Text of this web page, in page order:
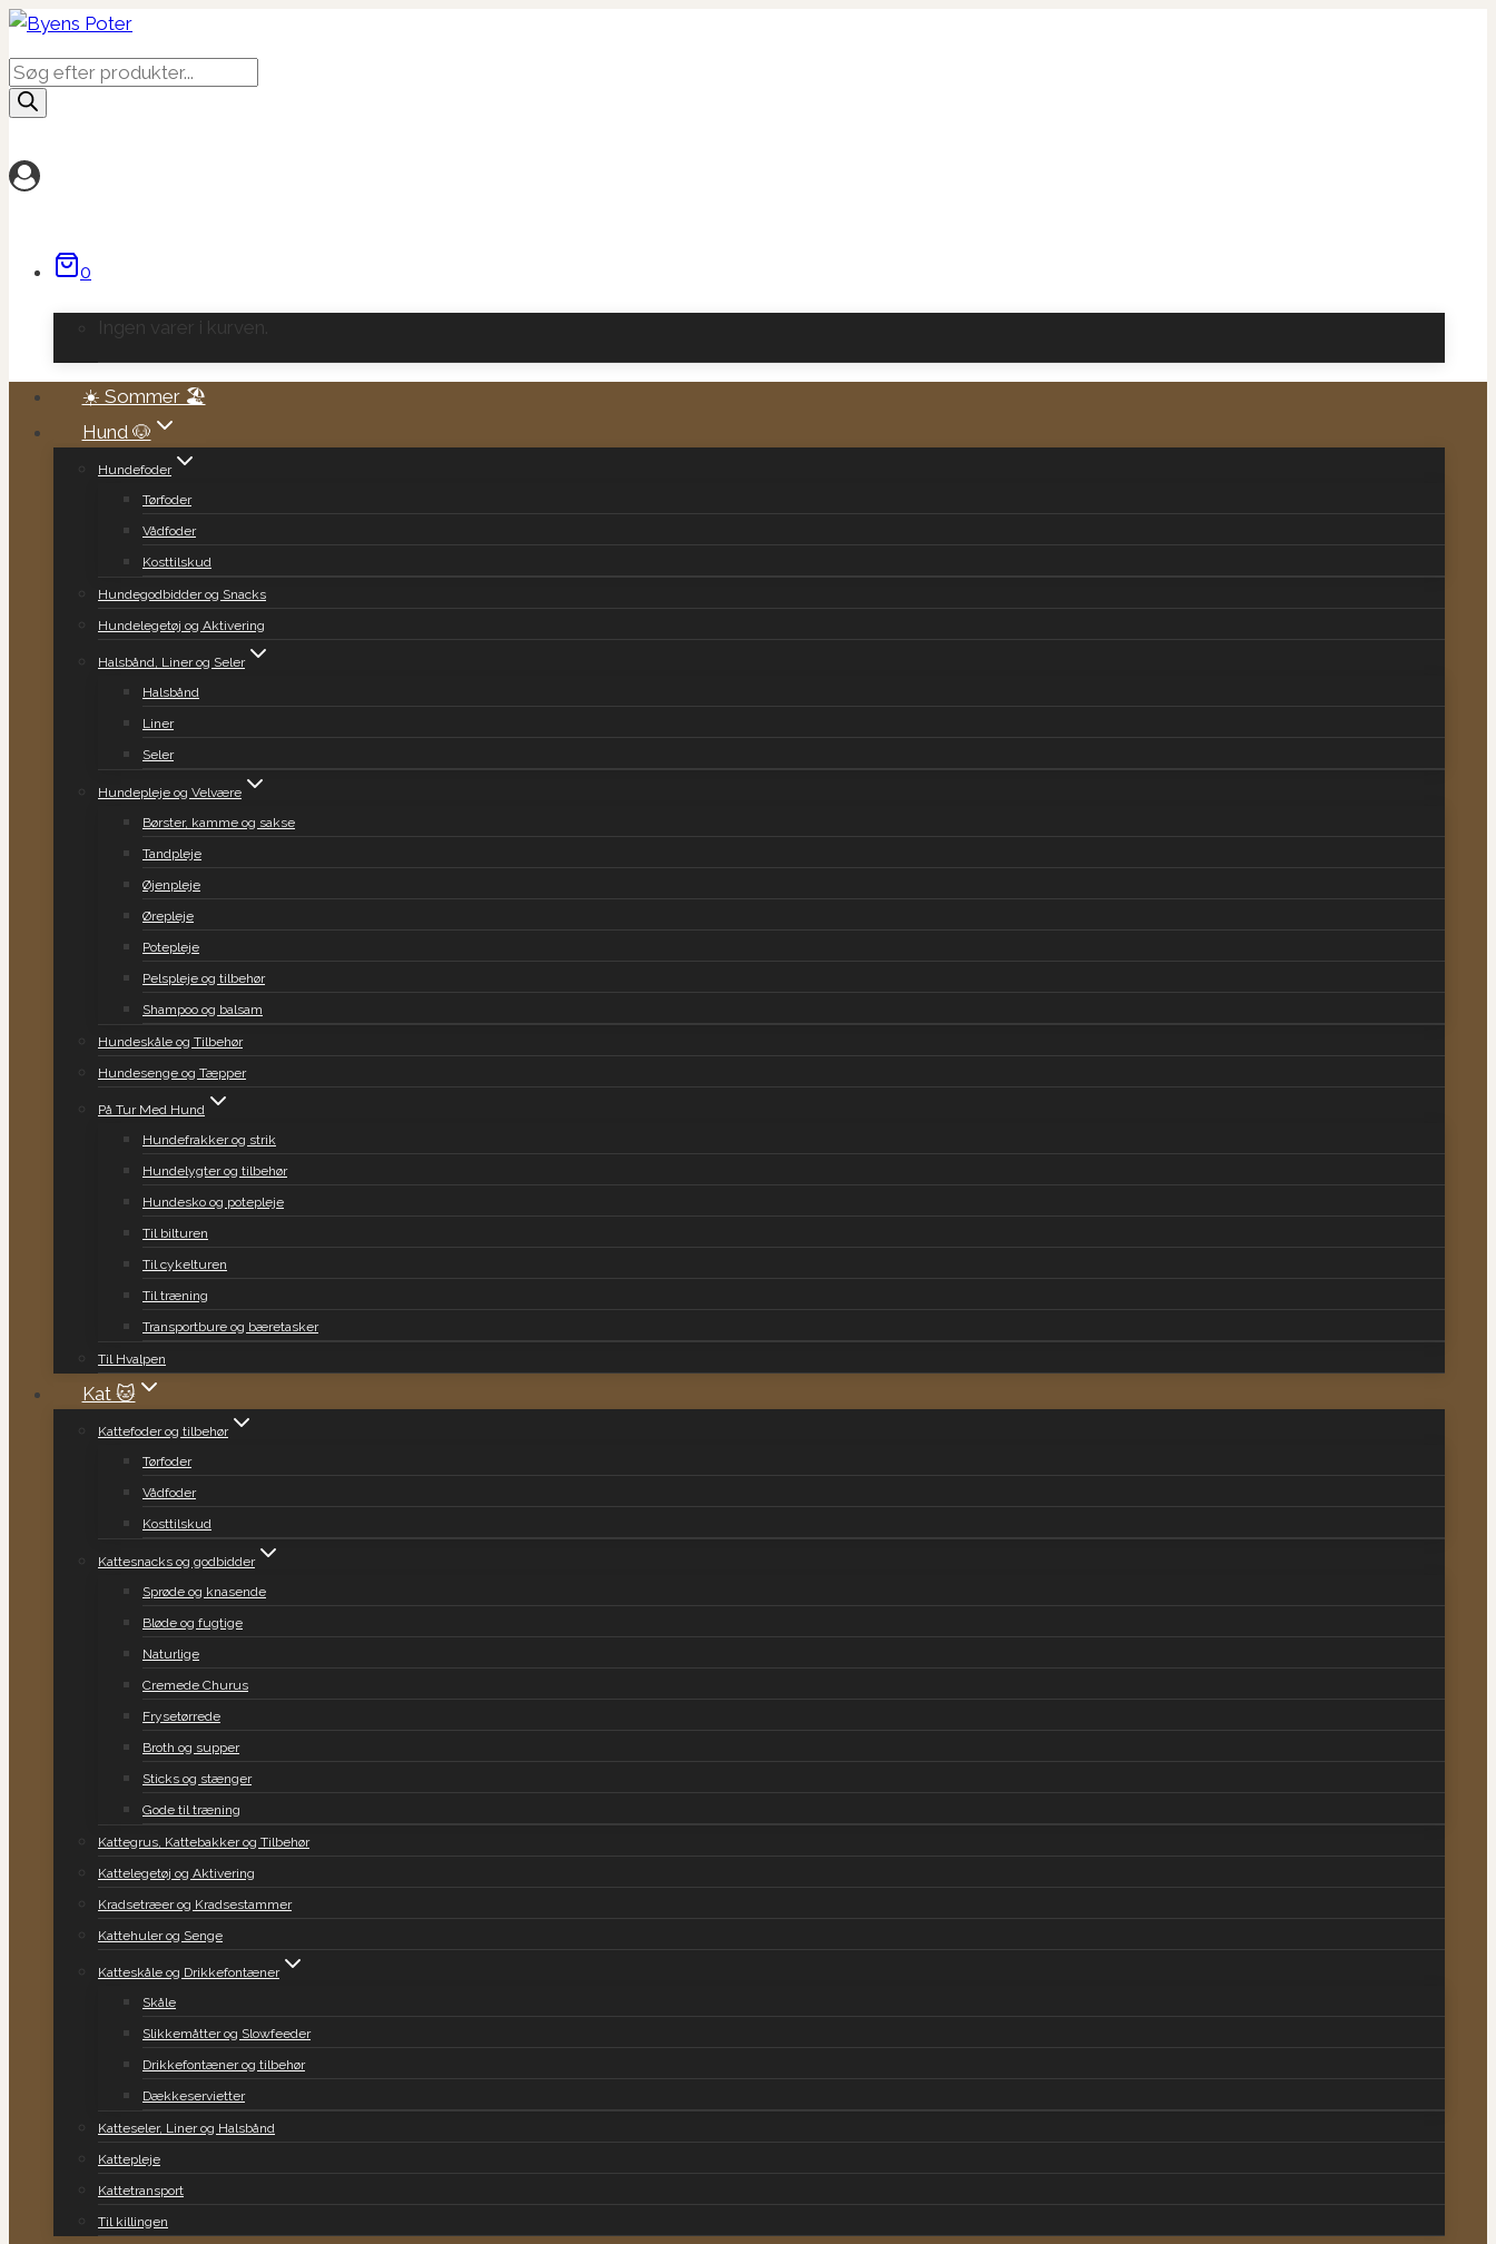
Fortsæt
til
indhold
Products
search
0
Ingen varer i kurven.
☀️ Sommer 🏖️
Hund 🐶
Hundefoder
Tørfoder
Vådfoder
Kosttilskud
Hundegodbidder og Snacks
Hundelegetøj og Aktivering
Halsbånd, Liner og Seler
Halsbånd
Liner
Seler
Hundepleje og Velvære
Børster, kamme og sakse
Tandpleje
Øjenpleje
Ørepleje
Potepleje
Pelspleje og tilbehør
Shampoo og balsam
Hundeskåle og Tilbehør
Hundesenge og Tæpper
På Tur Med Hund
Hundefrakker og strik
Hundelygter og tilbehør
Hundesko og potepleje
Til bilturen
Til cykelturen
Til træning
Transportbure og bæretasker
Til Hvalpen
Kat 🐱
Kattefoder og tilbehør
Tørfoder
Vådfoder
Kosttilskud
Kattesnacks og godbidder
Sprøde og knasende
Bløde og fugtige
Naturlige
Cremede Churus
Frysetørrede
Broth og supper
Sticks og stænger
Gode til træning
Kattegrus, Kattebakker og Tilbehør
Kattelegetøj og Aktivering
Kradsetræer og Kradsestammer
Kattehuler og Senge
Katteskåle og Drikkefontæner
Skåle
Slikkemåtter og Slowfeeder
Drikkefontæner og tilbehør
Dækkeservietter
Katteseler, Liner og Halsbånd
Kattepleje
Kattetransport
Til killingen